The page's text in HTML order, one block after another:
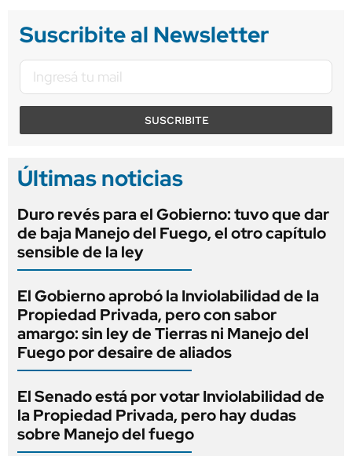
Suscribite al Newsletter
SUSCRIBITE
Últimas noticias
Duro revés para el Gobierno: tuvo que dar
de baja Manejo del Fuego, el otro capítulo
sensible de la ley
El Gobierno aprobó la Inviolabilidad de la
Propiedad Privada, pero con sabor
amargo: sin ley de Tierras ni Manejo del
Fuego por desaire de aliados
El Senado está por votar Inviolabilidad de
la Propiedad Privada, pero hay dudas
sobre Manejo del fuego